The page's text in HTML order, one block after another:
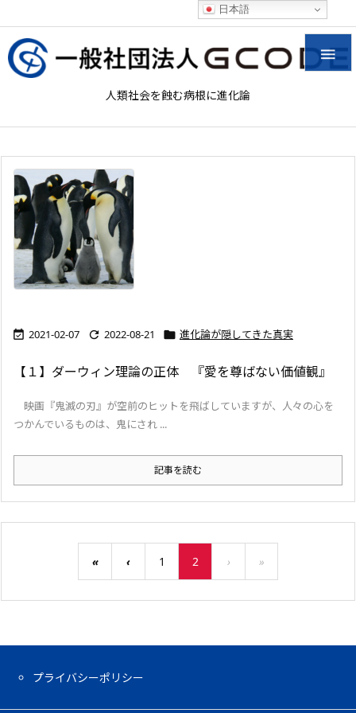
人類社会を蝕む病根に進化論

 2021-02-07  2022-08-21  進化論が隠してきた真実
【１】ダーウィン理論の正体 『愛を尊ばない価値観』
映画『鬼滅の刃』が空前のヒットを飛ばしていますが、人々の心を
つかんでいるものは、鬼にされ ...
記事を読む
« ‹ 1 2 › »
プライバシーポリシー
日本語